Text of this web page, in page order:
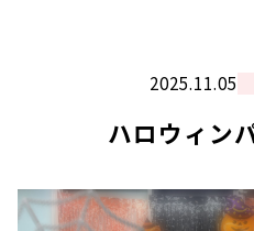
2025.11.05
ハロウィン